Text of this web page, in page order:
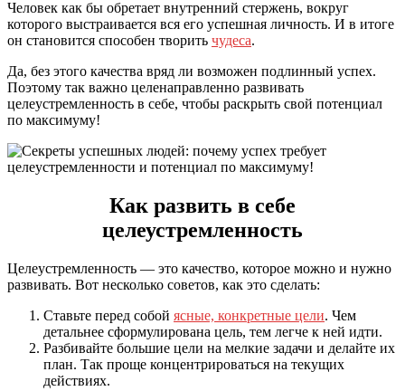
Человек как бы обретает внутренний стержень, вокруг
которого выстраивается вся его успешная личность. И в итоге
он становится способен творить чудеса.
Да, без этого качества вряд ли возможен подлинный успех.
Поэтому так важно целенаправленно развивать
целеустремленность в себе, чтобы раскрыть свой потенциал
по максимуму!
Как развить в себе
целеустремленность
Целеустремленность — это качество, которое можно и нужно
развивать. Вот несколько советов, как это сделать:
Ставьте перед собой ясные, конкретные цели. Чем
детальнее сформулирована цель, тем легче к ней идти.
Разбивайте большие цели на мелкие задачи и делайте их
план. Так проще концентрироваться на текущих
действиях.